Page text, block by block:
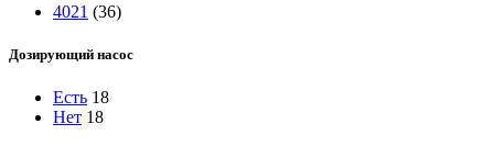
4021 (36)
Дозирующий насос
Есть 18
Нет 18